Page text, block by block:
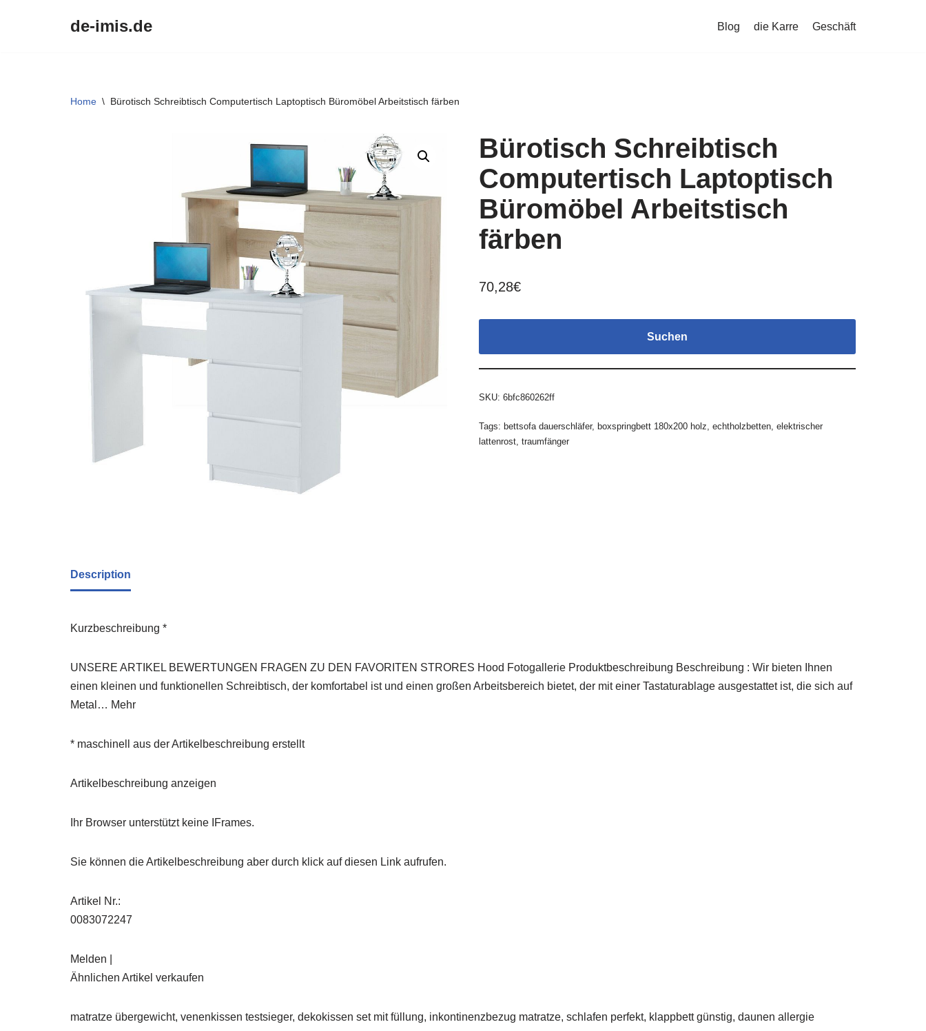
de-imis.de Blog die Karre Geschäft
Home \ Bürotisch Schreibtisch Computertisch Laptoptisch Büromöbel Arbeitstisch färben
Bürotisch Schreibtisch
Computertisch Laptoptisch
Büromöbel Arbeitstisch
färben
70,28€
Suchen
SKU: 6bfc860262ff
Tags: bettsofa dauerschläfer, boxspringbett 180x200 holz, echtholzbetten, elektrischer
lattenrost, traumfänger
Description
Kurzbeschreibung *
UNSERE ARTIKEL BEWERTUNGEN FRAGEN ZU DEN FAVORITEN STRORES Hood Fotogallerie Produktbeschreibung Beschreibung : Wir bieten Ihnen
einen kleinen und funktionellen Schreibtisch, der komfortabel ist und einen großen Arbeitsbereich bietet, der mit einer Tastaturablage ausgestattet ist, die sich auf
Metal… Mehr
* maschinell aus der Artikelbeschreibung erstellt
Artikelbeschreibung anzeigen
Ihr Browser unterstützt keine IFrames.
Sie können die Artikelbeschreibung aber durch klick auf diesen Link aufrufen.
Artikel Nr.:
0083072247
Melden |
Ähnlichen Artikel verkaufen
matratze übergewicht, venenkissen testsieger, dekokissen set mit füllung, inkontinenzbezug matratze, schlafen perfekt, klappbett günstig, daunen allergie